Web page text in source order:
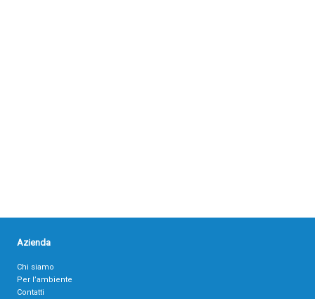
Azienda
Chi siamo
Per l’ambiente
Contatti